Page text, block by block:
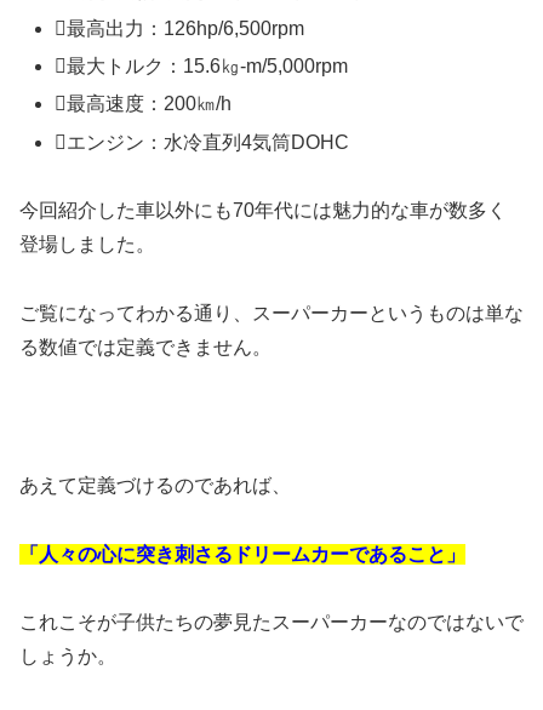
最高出力：126hp/6,500rpm
最大トルク：15.6㎏-m/5,000rpm
最高速度：200㎞/h
エンジン：水冷直列4気筒DOHC
今回紹介した車以外にも70年代には魅力的な車が数多く
登場しました。
ご覧になってわかる通り、スーパーカーというものは単な
る数値では定義できません。
あえて定義づけるのであれば、
「人々の心に突き刺さるドリームカーであること」
これこそが子供たちの夢見たスーパーカーなのではないで
しょうか。